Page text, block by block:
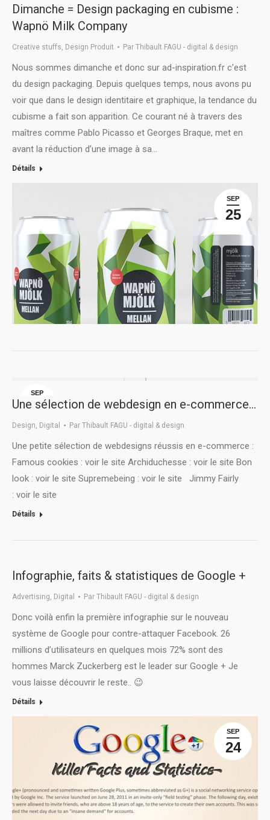
Dimanche = Design packaging en cubisme :
Wapnö Milk Company
Creative stuffs, Design Produit Par Thibault FAGU - digital & design
Nous sommes dimanche et donc sur ad-inspiration.fr c’est
du design packaging. Depuis quelques temps, nous avons pu
voir que dans le design identitaire et graphique, la tendance du
cubisme a fait son apparition. Ce courant né à travers des
maîtres comme Pablo Picasso et Georges Braque, met en
avant la réduction d’une image à sa…
Détails
SEP
25
SEP
25
Une sélection de webdesign en e-commerce…
Design Digital Par Thibault FAGU - digital & design
Une petite sélection de webdesigns réussis en e-commerce :
Famous cookies : voir le site Archiduchesse : voir le site Bon
look : voir le site Supremebeing : voir le site Jimmy Fairly
: voir le site
Détails
Infographie, faits & statistiques de Google +
Advertising Digital Par Thibault FAGU - digital & design
Donc voilà enfin la première infographie sur le nouveau
système de Google pour contre-attaquer Facebook. 26
millions d’utilisateurs en quelques mois 72% sont des
hommes Marck Zuckerberg est le leader sur Google + Je
vous laisse découvrir le reste.. 😉
Détails
SEP
24